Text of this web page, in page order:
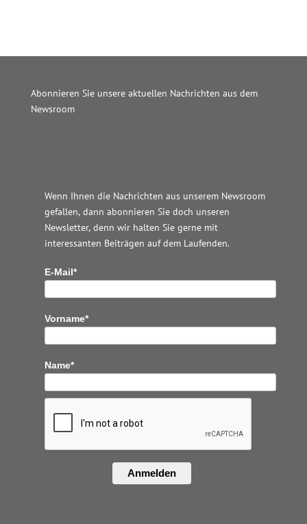
Abonnieren Sie unsere aktuellen Nachrichten aus dem
Newsroom
Wenn Ihnen die Nachrichten aus unserem Newsroom
gefallen, dann abonnieren Sie doch unseren
Newsletter, denn wir halten Sie gerne mit
interessanten Beiträgen auf dem Laufenden.
E-Mail*
Vorname*
Name*
Anmelden